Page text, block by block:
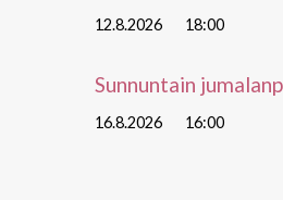
12.8.2026 18:00
Sunnuntain
16.8.2026 16:00